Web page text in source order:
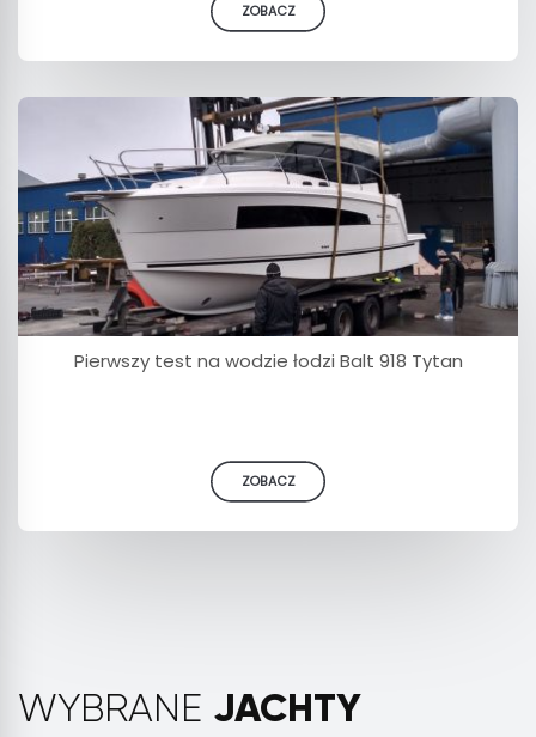
ZOBACZ
Pierwszy test na wodzie łodzi Balt 918 Tytan
ZOBACZ
WYBRANE JACHTY